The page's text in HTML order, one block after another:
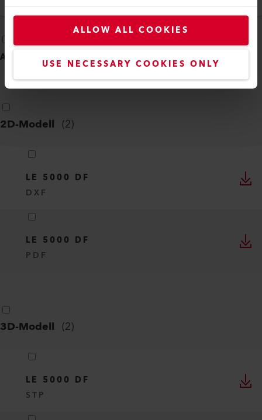
ALLOW ALL COOKIES
USE NECESSARY COOKIES ONLY
ALLE AUSWÄHLEN(12)
2D-Modell (2)
LE 5000 DF
DXF
LE 5000 DF
PDF
3D-Modell (2)
LE 5000 DF
STP